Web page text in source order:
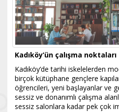
Kadıköy’ün çalışma noktaları
Kadıköy’de tarihi iskelelerden
birçok kütüphane gençlere
öğrencileri, yeni başlayanlar ve
sessiz ve donanımlı çalışma
sessiz salonlara kadar pek çok